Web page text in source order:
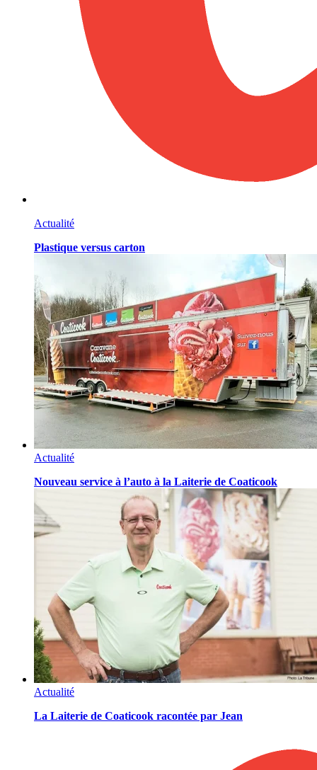
Actualité
Plastique versus carton
Actualité
Nouveau service à l’auto à la Laiterie de Coaticook
Actualité
La Laiterie de Coaticook racontée par Jean